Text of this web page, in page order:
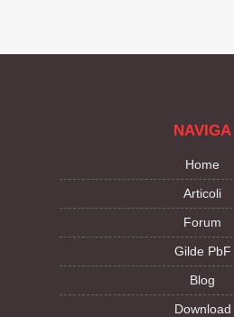
NAVIGA
Home
Articoli
Forum
Gilde PbF
Blog
Download